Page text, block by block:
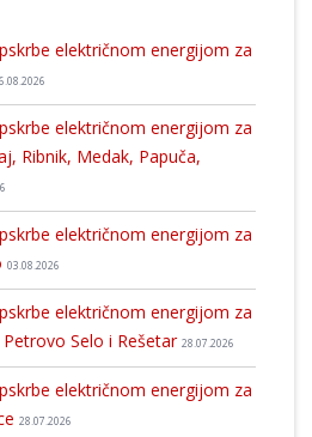
električnom energijom za
električnom energijom za
Ribnik, Medak, Papuča,
električnom energijom za
03.08.2026
električnom energijom za
Selo i Rešetar 28.07.2026
električnom energijom za
28.07.2026